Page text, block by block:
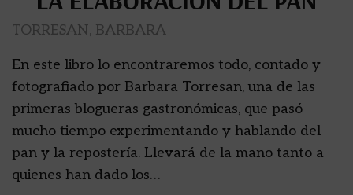
TORRESAN, BARBARA
En este libro lo encontraremos todo, contado y
fotografiado por Barbara Torresan, una de las
primeras blogueras gastronómicas, que pasó
mucho tiempo experimentando y hablando del
pan y la repostería. Llevará de la mano tanto a
quienes han dado los…